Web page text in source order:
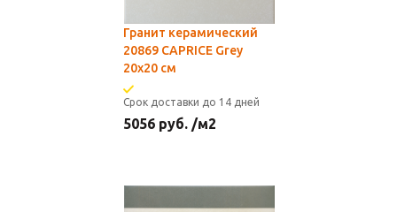
Гранит керамический
20869 CAPRICE Grey
20x20 см
Срок доставки до 14 дней
5056 руб. /м2